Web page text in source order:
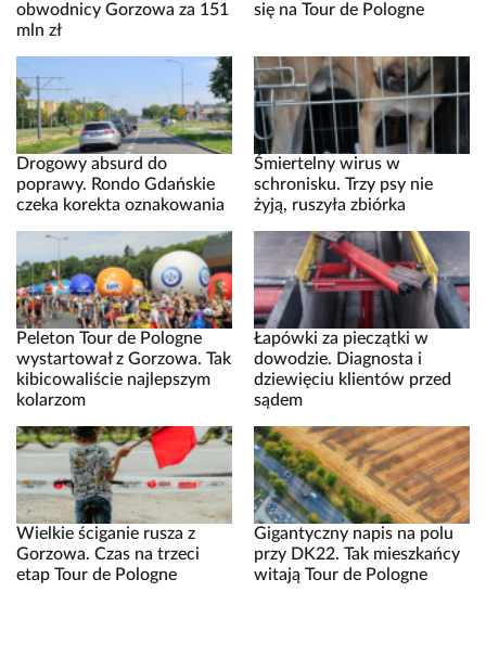
obwodnicy Gorzowa za 151
mln zł
się na Tour de Pologne
Drogowy absurd do
poprawy. Rondo Gdańskie
czeka korekta oznakowania
Śmiertelny wirus w
schronisku. Trzy psy nie
żyją, ruszyła zbiórka
Peleton Tour de Pologne
wystartował z Gorzowa. Tak
kibicowaliście najlepszym
kolarzom
Łapówki za pieczątki w
dowodzie. Diagnosta i
dziewięciu klientów przed
sądem
Wielkie ściganie rusza z
Gorzowa. Czas na trzeci
etap Tour de Pologne
Gigantyczny napis na polu
przy DK22. Tak mieszkańcy
witają Tour de Pologne